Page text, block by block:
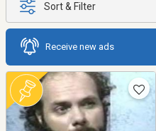
Sort & Filter
Receive new ads